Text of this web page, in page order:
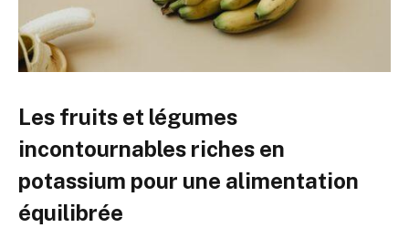
Les fruits et légumes
incontournables riches en
potassium pour une alimentation
équilibrée